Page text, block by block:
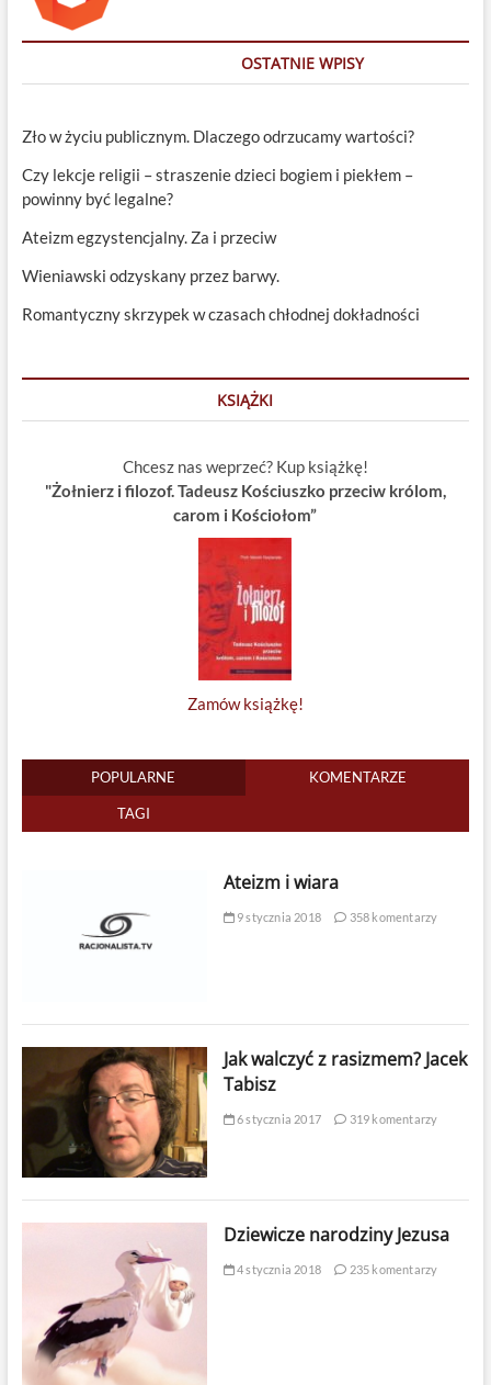
OSTATNIE WPISY
Zło w życiu publicznym. Dlaczego odrzucamy wartości?
Czy lekcje religii – straszenie dzieci bogiem i piekłem –
powinny być legalne?
Ateizm egzystencjalny. Za i przeciw
Wieniawski odzyskany przez barwy.
Romantyczny skrzypek w czasach chłodnej dokładności
KSIĄŻKI
Chcesz nas weprzeć? Kup książkę!
"Żołnierz i filozof. Tadeusz Kościuszko przeciw królom,
carom i Kościołom”
Zamów książkę!
POPULARNE KOMENTARZE
TAGI
Ateizm i wiara
9 stycznia 2018 358 komentarzy
Jak walczyć z rasizmem? Jacek
Tabisz
6 stycznia 2017 319 komentarzy
Dziewicze narodziny Jezusa
4 stycznia 2018 235 komentarzy